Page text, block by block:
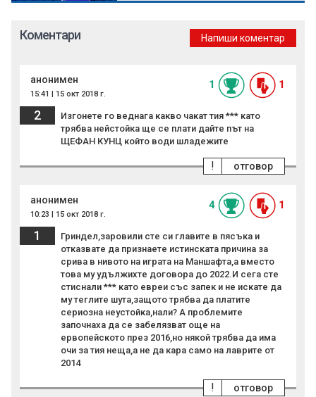
Коментари Напиши коментар
анонимен
15:41 | 15 окт 2018 г.
1 1
2
Изгонете го веднага какво чакат тия *** като
трябва нейстойка ще се плати дайте път на
ЩЕФАН КУНЦ който води шладежите
отговор
!
анонимен
10:23 | 15 окт 2018 г.
4 1
1
Гриндел,заровили сте си главите в пясъка и
отказвате да признаете истинската причина за
срива в нивото на играта на Маншафта,а вместо
това му удължихте договора до 2022.И сега сте
стиснали *** като евреи със запек и не искате да
му теглите шута,защото трябва да платите
сериозна неустойка,нали? А проблемите
започнаха да се забелязват още на
ервопейското през 2016,но някой трябва да има
очи за тия неща,а не да кара само на лаврите от
2014
отговор
!